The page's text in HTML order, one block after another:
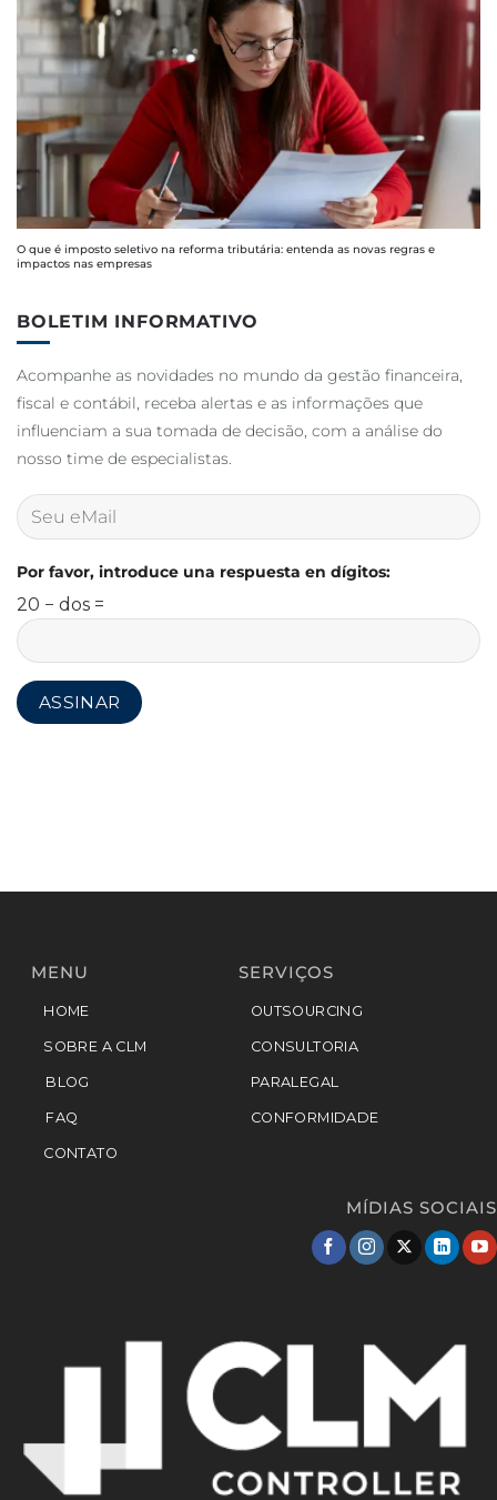
O que é imposto seletivo na reforma tributária: entenda as novas regras e
impactos nas empresas
BOLETIM INFORMATIVO
Acompanhe as novidades no mundo da gestão financeira,
fiscal e contábil, receba alertas e as informações que
influenciam a sua tomada de decisão, com a análise do
nosso time de especialistas.
Por favor, introduce una respuesta en dígitos:
20 − dos =
MENU
HOME
SOBRE A CLM
BLOG
FAQ
CONTATO
SERVIÇOS
OUTSOURCING
CONSULTORIA
PARALEGAL
CONFORMIDADE
MÍDIAS SOCIAIS